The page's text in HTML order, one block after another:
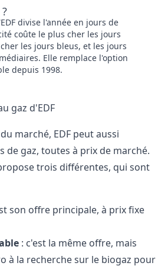
divise l'année en jours de
coûte le plus cher les jours
les jours bleus, et les jours
Elle remplace l'option
depuis 1998.
gaz d'EDF
marché, EDF peut aussi
de gaz, toutes à prix de marché.
trois différentes, qui sont
son offre principale, à prix fixe
: c'est la même offre, mais
à la recherche sur le biogaz pour